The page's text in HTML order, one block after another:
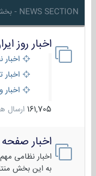
NEWS SECTION - بخش خبر
اخبار روز
اخبار
اخبار
اخبار
161,705 ارسال ها
اخبار صفحه
اخبار نظامی مهم
به این بخش